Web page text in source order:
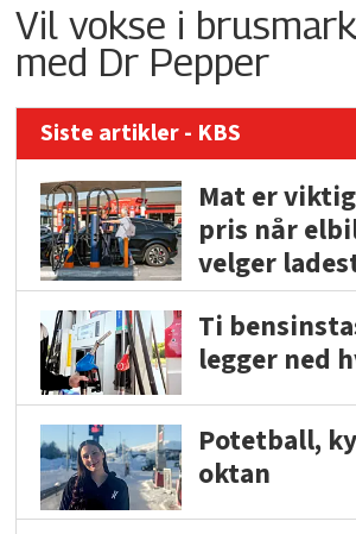
Vil vokse i
med Dr Pepper
Siste artikler - KBS
Mat er
pris når
velger
Ti
legger ned
Potetball,
oktan